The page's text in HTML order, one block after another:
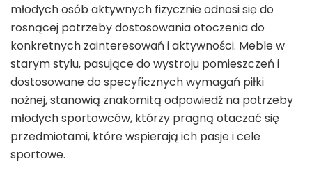
młodych osób aktywnych fizycznie odnosi się do
rosnącej potrzeby dostosowania otoczenia do
konkretnych zainteresowań i aktywności. Meble w
starym stylu, pasujące do wystroju pomieszczeń i
dostosowane do specyficznych wymagań piłki
nożnej, stanowią znakomitą odpowiedź na potrzeby
młodych sportowców, którzy pragną otaczać się
przedmiotami, które wspierają ich pasje i cele
sportowe.